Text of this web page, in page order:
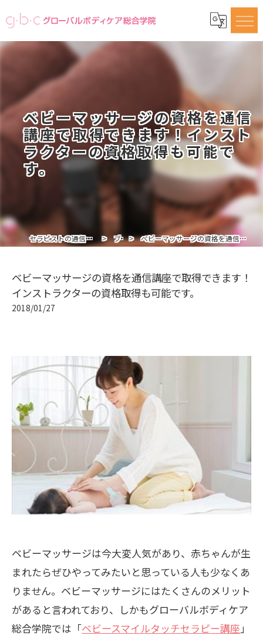
ベビーマッサージの資格を通信
講座で取得できます！インスト
ラクターの資格取得も可能で
す。
セラピストの通信講座ならグローバルボディケア総合学院 ブログ ベビーマッサージの資格を通信講座で取得できます！インストラクターの資格取得も可能です。
ベビーマッサージの資格を通信講座で取得できます！
インストラクターの資格取得も可能です。
2018/01/27
ベビーマッサージは今大変人気があり、赤ちゃんが生
まれたらぜひやってみたいと思っている人も少なくあ
りません。ベビーマッサージにはたくさんのメリット
があると言われており、しかもグローバルボディケア
総合学院では「ベビースマイルタッチセラピー講座」